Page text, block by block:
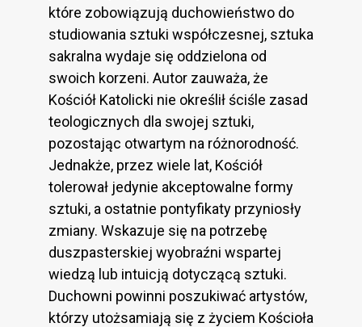
które zobowiązują duchowieństwo do
studiowania sztuki współczesnej, sztuka
sakralna wydaje się oddzielona od
swoich korzeni. Autor zauważa, że
Kościół Katolicki nie określił ściśle zasad
teologicznych dla swojej sztuki,
pozostając otwartym na różnorodność.
Jednakże, przez wiele lat, Kościół
tolerował jedynie akceptowalne formy
sztuki, a ostatnie pontyfikaty przyniosły
zmiany. Wskazuje się na potrzebę
duszpasterskiej wyobraźni wspartej
wiedzą lub intuicją dotyczącą sztuki.
Duchowni powinni poszukiwać artystów,
którzy utożsamiają się z życiem Kościoła